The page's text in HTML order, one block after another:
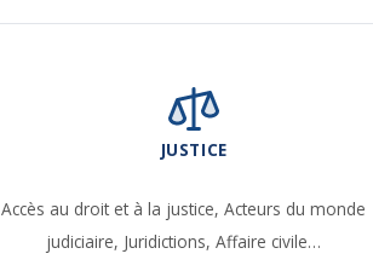
JUSTICE
Accès au droit et à la justice, Acteurs du monde
judiciaire, Juridictions, Affaire civile…